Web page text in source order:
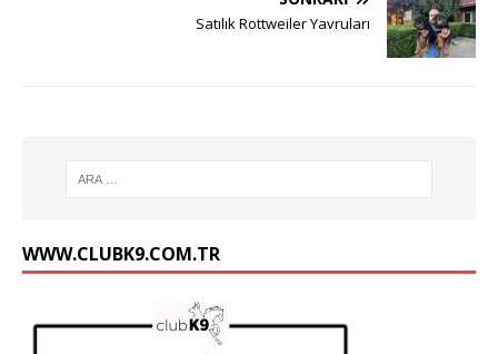
Satılık Rottweiler Yavruları
WWW.CLUBK9.COM.TR